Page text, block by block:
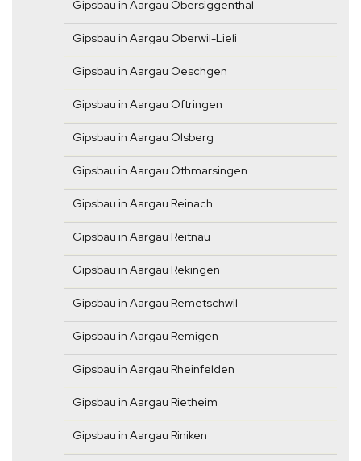
Gipsbau in Aargau Obersiggenthal
Gipsbau in Aargau Oberwil-Lieli
Gipsbau in Aargau Oeschgen
Gipsbau in Aargau Oftringen
Gipsbau in Aargau Olsberg
Gipsbau in Aargau Othmarsingen
Gipsbau in Aargau Reinach
Gipsbau in Aargau Reitnau
Gipsbau in Aargau Rekingen
Gipsbau in Aargau Remetschwil
Gipsbau in Aargau Remigen
Gipsbau in Aargau Rheinfelden
Gipsbau in Aargau Rietheim
Gipsbau in Aargau Riniken